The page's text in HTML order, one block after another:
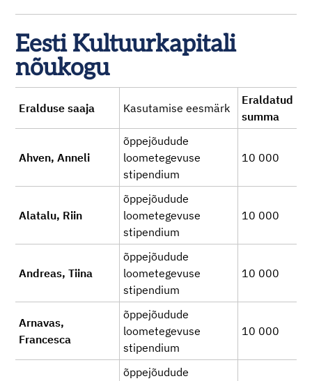
Eesti Kultuurkapitali
nõukogu
Eralduse saaja Kasutamise eesmärk
Eraldatud
summa
Ahven, Anneli
õppejõudude
loometegevuse
stipendium
10 000
Alatalu, Riin
õppejõudude
loometegevuse
stipendium
10 000
Andreas, Tiina
õppejõudude
loometegevuse
stipendium
10 000
Arnavas,
Francesca
õppejõudude
loometegevuse
stipendium
10 000
õppejõudude